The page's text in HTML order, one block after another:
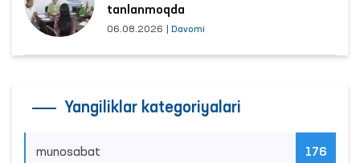
tanlanmoqda
06.08.2026 Davomi
Yangiliklar kategoriyalari
munosabat 176